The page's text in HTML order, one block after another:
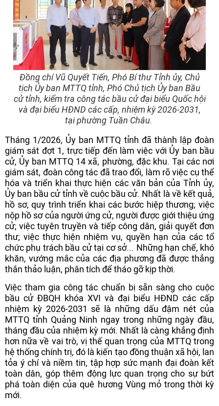
Đồng chí Vũ Quyết Tiến, Phó Bí thư Tỉnh ủy, Chủ
tịch Ủy ban MTTQ tỉnh, Phó Chủ tịch Ủy ban Bầu
cử tỉnh, kiểm tra công tác bầu cử đại biểu Quốc hội
và đại biểu HĐND các cấp, nhiệm kỳ 2026-2031,
tại phường Tuần Châu.
Tháng 1/2026, Ủy ban MTTQ tỉnh đã thành lập đoàn
giám sát đợt 1, trực tiếp đến làm việc với Ủy ban bầu
cử, Ủy ban MTTQ 14 xã, phường, đặc khu. Tại các nơi
giám sát, đoàn công tác đã trao đổi, làm rõ việc cụ thể
hóa và triển khai thực hiện các văn bản của Tỉnh ủy,
Ủy ban bầu cử tỉnh về cuộc bầu cử. Nhất là về kết quả,
hồ sơ, quy trình triển khai các bước hiệp thương; việc
nộp hồ sơ của người ứng cử, người được giới thiệu ứng
cử; việc tuyên truyền và tiếp công dân, giải quyết đơn
thư; việc thực hiện nhiệm vụ, quyền hạn của các tổ
chức phụ trách bầu cử tại cơ sở... Những hạn chế, khó
khăn, vướng mắc của các địa phương đã được thẳng
thắn thảo luận, phân tích để tháo gỡ kịp thời.
Việc tham gia công tác chuẩn bị sẵn sàng cho cuộc
bầu cử ĐBQH khóa XVI và đại biểu HĐND các cấp
nhiệm kỳ 2026-2031 sẽ là những dấu đậm nét của
MTTQ tỉnh Quảng Ninh ngay trong những ngày đầu,
tháng đầu của nhiệm kỳ mới. Nhất là càng khẳng định
hơn nữa về vai trò, vị thế quan trọng của MTTQ trong
hệ thống chính trị, đó là kiến tạo đồng thuận xã hội, lan
tỏa ý chí và niềm tin, tập hợp sức mạnh đại đoàn kết
toàn dân, góp thêm động lực quan trọng cho sự bứt
phá toàn diện của quê hương Vùng mỏ trong thời kỳ
mới.